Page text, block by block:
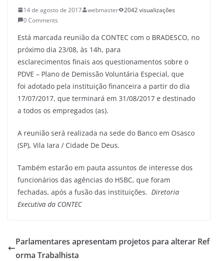
14 de agosto de 2017 webmaster
2042 visualizações
0 Comments
Está marcada reunião da CONTEC com o BRADESCO, no
próximo dia 23/08, às 14h, para
esclarecimentos finais aos questionamentos sobre o
PDVE – Plano de Demissão Voluntária Especial, que
foi adotado pela instituição financeira a partir do dia
17/07/2017, que terminará em 31/08/2017 e destinado
a todos os empregados (as).
A reunião será realizada na sede do Banco em Osasco
(SP), Vila Iara / Cidade De Deus.
Também estarão em pauta assuntos de interesse dos
funcionários das agências do HSBC, que foram
fechadas, após a fusão das instituições. Diretoria
Executiva da CONTEC
Parlamentares apresentam projetos para alterar Ref
orma Trabalhista